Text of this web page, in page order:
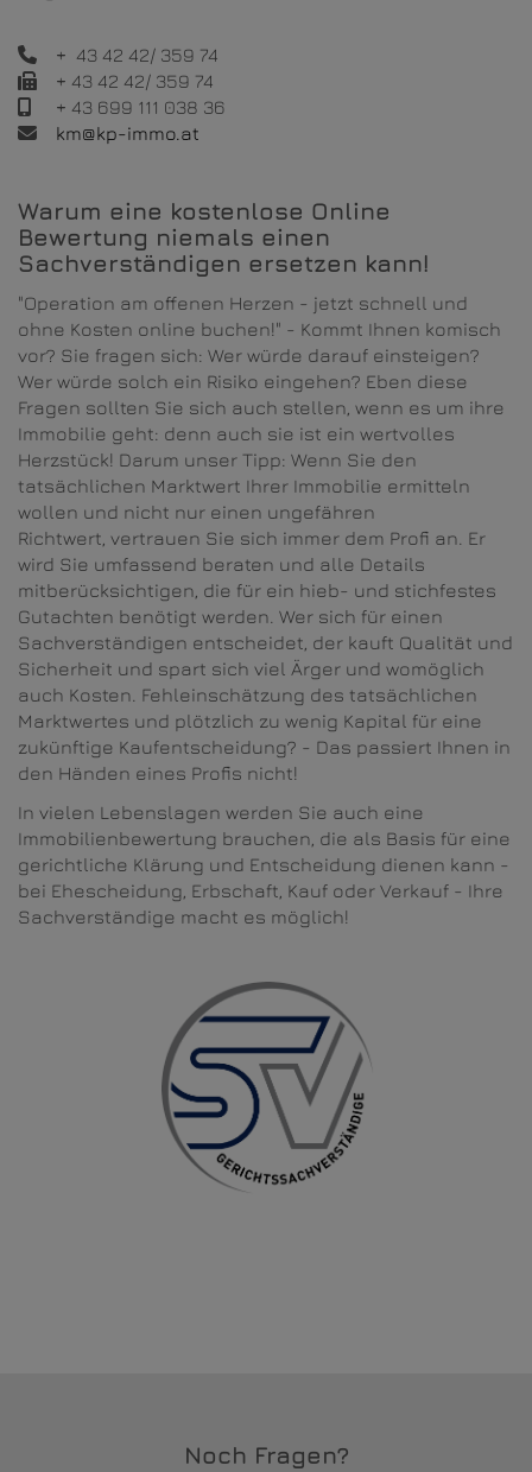
+ 43 42 42/ 359 74
+ 43 42 42/ 359 74
+ 43 699 111 038 36
km@kp-immo.at
Warum eine kostenlose Online
Bewertung niemals einen
Sachverständigen ersetzen kann!
"Operation am offenen Herzen - jetzt schnell und
ohne Kosten online buchen!" - Kommt Ihnen komisch
vor? Sie fragen sich: Wer würde darauf einsteigen?
Wer würde solch ein Risiko eingehen? Eben diese
Fragen sollten Sie sich auch stellen, wenn es um ihre
Immobilie geht: denn auch sie ist ein wertvolles
Herzstück! Darum unser Tipp: Wenn Sie den
tatsächlichen Marktwert Ihrer Immobilie ermitteln
wollen und nicht nur einen ungefähren
Richtwert, vertrauen Sie sich immer dem Profi an. Er
wird Sie umfassend beraten und alle Details
mitberücksichtigen, die für ein hieb- und stichfestes
Gutachten benötigt werden. Wer sich für einen
Sachverständigen entscheidet, der kauft Qualität und
Sicherheit und spart sich viel Ärger und womöglich
auch Kosten. Fehleinschätzung des tatsächlichen
Marktwertes und plötzlich zu wenig Kapital für eine
zukünftige Kaufentscheidung? - Das passiert Ihnen in
den Händen eines Profis nicht!
In vielen Lebenslagen werden Sie auch eine
Immobilienbewertung brauchen, die als Basis für eine
gerichtliche Klärung und Entscheidung dienen kann -
bei Ehescheidung, Erbschaft, Kauf oder Verkauf - Ihre
Sachverständige macht es möglich!
Noch Fragen?